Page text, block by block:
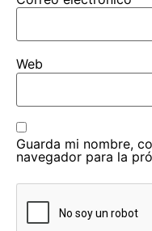
Web
Guarda mi nombre,
navegador para la